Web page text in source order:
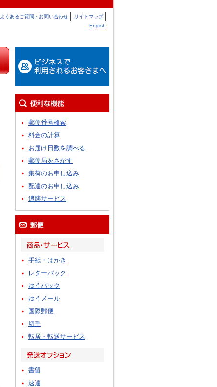
よくあるご質問・お問い合わせ
サイトマップ
English
郵便番号検索
料金の計算
お届け日数を調べる
郵便局をさがす
集荷のお申し込み
配達のお申し込み
追跡サービス
手紙・はがき
レターパック
ゆうパック
ゆうメール
国際郵便
切手
転居・転送サービス
書留
速達